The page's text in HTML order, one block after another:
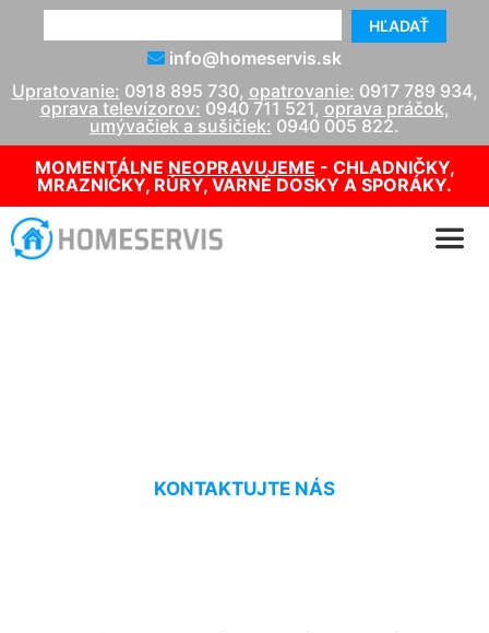
HĽADAŤ
info@homeservis.sk
Upratovanie: 0918 895 730, opatrovanie: 0917 789 934,
oprava televízorov: 0940 711 521, oprava práčok,
umývačiek a sušičiek: 0940 005 822.
MOMENTÁLNE NEOPRAVUJEME - CHLADNIČKY,
MRAZNIČKY, RÚRY, VARNÉ DOSKY A SPORÁKY.
KONTAKTUJTE NÁS